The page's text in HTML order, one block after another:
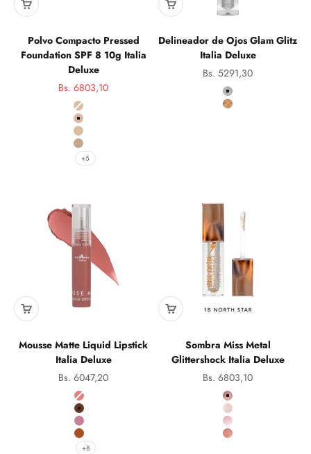
Polvo Compacto Pressed
Foundation SPF 8 10g Italia
Deluxe
Precio de oferta
Bs. 6803,10
Color
803 Natural Beige
804 Sand Beige
805 Medium Beige
806 Soft Beige
+5
Delineador de Ojos Glam Glitz
Italia Deluxe
Precio de oferta
Bs. 5291,30
Color
A1 Plata
A5 Bronce
Mousse Matte Liquid Lipstick
Italia Deluxe
Precio de oferta
Bs. 6047,20
color
01 Almond
02 Cocoa
03 Flirty
04 Lethal
+8
Sombra Miss Metal
Glittershock Italia Deluxe
Precio de oferta
Bs. 6803,10
Color
4B Gizmo
6B Fairy Dust
7B Lust
8B Bronzed